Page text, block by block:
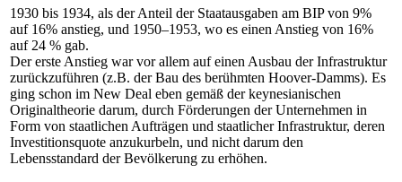
1930 bis 1934, als der Anteil der Staatausgaben am BIP von 9%
auf 16% anstieg, und 1950–1953, wo es einen Anstieg von 16%
auf 24 % gab.
Der erste Anstieg war vor allem auf einen Ausbau der Infrastruktur
zurückzuführen (z.B. der Bau des berühmten Hoover-Damms). Es
ging schon im New Deal eben gemäß der keynesianischen
Originaltheorie darum, durch Förderungen der Unternehmen in
Form von staatlichen Aufträgen und staatlicher Infrastruktur, deren
Investitionsquote anzukurbeln, und nicht darum den
Lebensstandard der Bevölkerung zu erhöhen.